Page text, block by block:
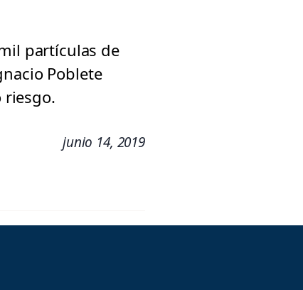
partículas de
Poblete
riesgo.
junio 14, 2019